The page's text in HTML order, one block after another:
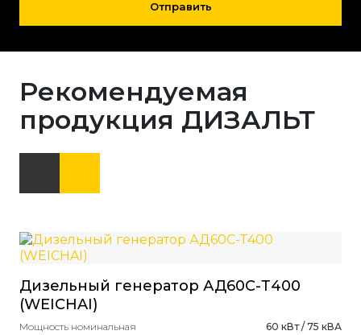
Отправить
Рекомендуемая
продукция ДИЗАЛЬТ
Дизельный генератор АД60С-Т400
(WEICHAI)
Мощность номинальная
60 кВт / 75 кВА